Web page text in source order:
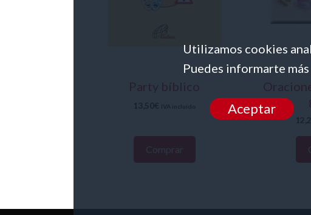
Party bíblico
Comprar
Utilizamos cookies
Puedes informarte
Aceptar